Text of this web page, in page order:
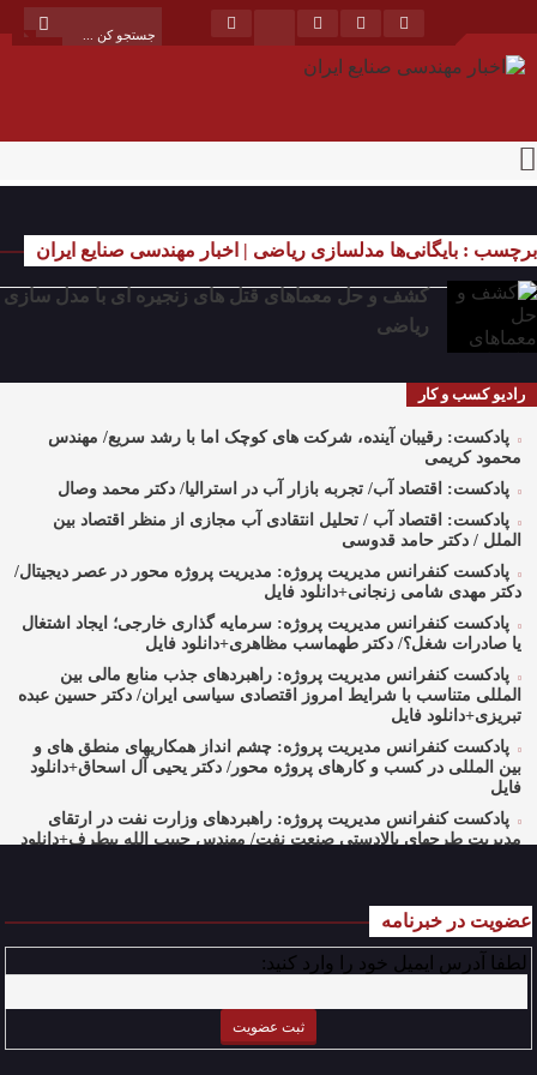
برچسب : بایگانی‌ها مدلسازی ریاضی | اخبار مهندسی صنایع ایران
کشف و حل معماهای قتل های زنجیره ای با مدل سازی
ریاضی
رادیو کسب و کار
پادکست: رقیبان آینده، شرکت های کوچک اما با رشد سریع/ مهندس
محمود کریمی
پادکست: اقتصاد آب/ تجربه بازار آب در استرالیا/ دکتر محمد وصال
پادکست: اقتصاد آب / تحلیل انتقادی آب مجازی از منظر اقتصاد بین
الملل / دکتر حامد قدوسی
پادکست کنفرانس مدیریت پروژه: مدیریت پروژه محور در عصر دیجیتال/
دکتر مهدی شامی زنجانی+دانلود فایل
پادکست کنفرانس مدیریت پروژه: سرمایه گذاری خارجی؛ ایجاد اشتغال
یا صادرات شغل؟/ دکتر طهماسب مظاهری+دانلود فایل
پادکست کنفرانس مدیریت پروژه: راهبردهای جذب منابع مالی بین
المللی متناسب با شرایط امروز اقتصادی سیاسی ایران/ دکتر حسین عبده
تبریزی+دانلود فایل
پادکست کنفرانس مدیریت پروژه: چشم انداز همکاریهای منطق های و
بین المللی در کسب و کارهای پروژه محور/ دکتر یحیی آل اسحاق+دانلود
فایل
پادکست کنفرانس مدیریت پروژه: راهبردهای وزارت نفت در ارتقای
مدیریت طرحهای بالادستی صنعت نفت/ مهندس حبیب الله بیطرف+دانلود
محور/ دکتر محمد صبحیه+دانلود فایل
پادکست کنفرانس مدیریت: منتورینگ مدیران ارشد برای ارتقای
شایستگیهای کلیدی در فرایند استراتژی/ دکتر محمد ابویی اردکان+دانلود
پادکست کنفرانس مدیریت: چگونه سازمانهای خلاق تری بسازیم/ دکتر
عضویت در خبرنامه
لطفا آدرس ایمیل خود را وارد کنید: